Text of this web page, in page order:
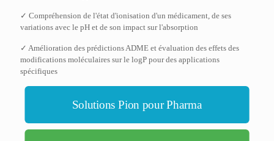
✓ Compréhension de l'état d'ionisation d'un médicament, de ses
variations avec le pH et de son impact sur l'absorption
✓ Amélioration des prédictions ADME et évaluation des effets des
modifications moléculaires sur le logP pour des applications
spécifiques
Solutions Pion pour Pharma